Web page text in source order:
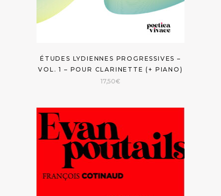
ÉTUDES LYDIENNES PROGRESSIVES –
VOL. 1 – POUR CLARINETTE (+ PIANO)
17,50€